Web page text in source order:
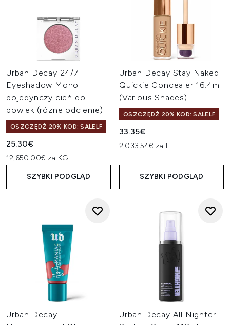
Urban Decay 24/7
Eyeshadow Mono
pojedynczy cień do
powiek (różne odcienie)
OSZCZĘDŹ 20% KOD: SALELF
25.30€
12,650.00€ za KG
SZYBKI PODGLĄD
Urban Decay Stay Naked
Quickie Concealer 16.4ml
(Various Shades)
OSZCZĘDŹ 20% KOD: SALELF
33.35€
2,033.54€ za L
SZYBKI PODGLĄD
Urban Decay
Urban Decay All Nighter